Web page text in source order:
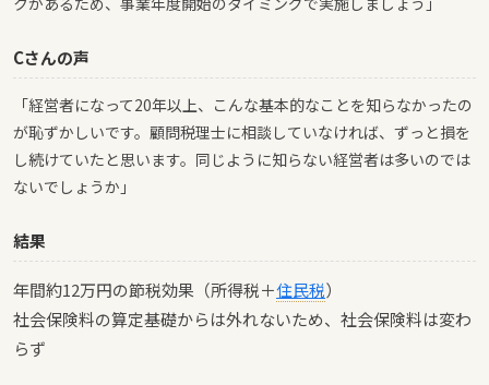
Cさんの声
「経営者になって20年以上、こんな基本的なことを知らなかったの
が恥ずかしいです。顧問税理士に相談していなければ、ずっと損を
し続けていたと思います。同じように知らない経営者は多いのでは
ないでしょうか」
結果
年間約12万円の節税効果（所得税＋住民税）
社会保険料の算定基礎からは外れないため、社会保険料は変わ
らず